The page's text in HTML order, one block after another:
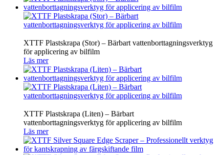
XTTF Plastskrapa (Stor) – Bärbart vattenborttagningsverktyg
för applicering av bilfilm
Läs mer
XTTF Plastskrapa (Liten) – Bärbart
vattenborttagningsverktyg för applicering av bilfilm
Läs mer